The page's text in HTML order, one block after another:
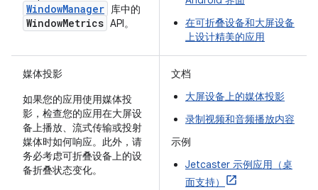
WindowManager 库中的
WindowMetrics API。
在可折叠设备和大屏设备
上设计精美的应用
媒体投影
如果您的应用使用媒体投
影，检查您的应用在大屏设
备上播放、流式传输或投射
媒体时如何响应。此外，请
务必考虑可折叠设备上的设
备折叠状态变化。
文档
大屏设备上的媒体投影
录制视频和音频播放内容
示例
Jetcaster 示例应用（桌
面支持）